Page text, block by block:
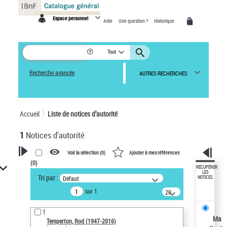
Espace personnel Aide Une question ? Historique
Tout
Recherche avancée AUTRES RECHERCHES
Accueil Liste de notices d’autorité
1 Notices d'autorité
VOTRE RECHERCHE
Recherche avancée dans les
notices d’autorité
Œuvres liées à l'auteur :
Temperton, Rod (1947-2016)
Voir la sélection (0) Ajouter à mes références
(0)
Tri par : Défaut
sur 1
20
résultats/page
1
Temperton, Rod (1947-2016)
RÉCUPÉRER
LES
NOTICES
Ma
Panneau de gestion des cookies